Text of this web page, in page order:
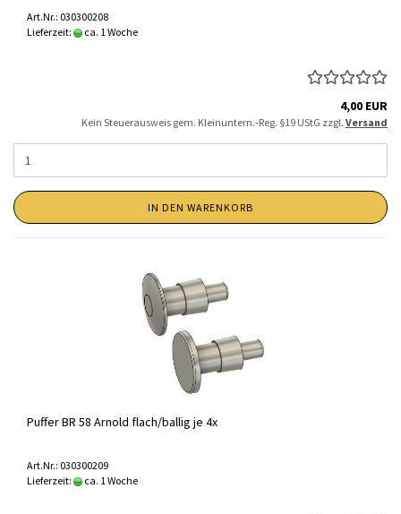
Art.Nr.: 030300208
Lieferzeit:
ca. 1 Woche
4,00 EUR
Kein Steuerausweis gem. Kleinuntern.-Reg. §19 UStG zzgl. Versand
IN DEN WARENKORB
Puffer BR 58 Arnold flach/ballig je 4x
Art.Nr.: 030300209
Lieferzeit:
ca. 1 Woche